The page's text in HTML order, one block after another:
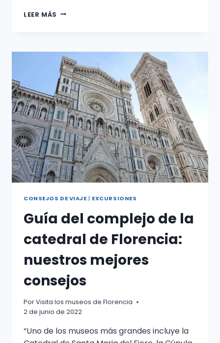
LEER MÁS EL
UFFIZI
EN
FLORENCIA
SE
HA
CONVERTIDO
EN
EL
SITIO
CULTURAL
MÁS
VISITADO
DE
ITALIA.
CONSEJOS DE VIAJE | EXCURSIONES
Guía del complejo de la
catedral de Florencia:
nuestros mejores
consejos
PorVisita los museos de Florencia
2 de junio de 2022
“Uno de los museos más grandes incluye la